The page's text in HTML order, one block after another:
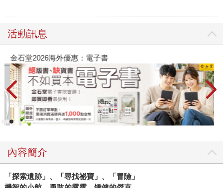
活動訊息
金石堂2026海外優惠：電子書
內容簡介
「探索遺跡」、「尋找祕寶」、「冒險」